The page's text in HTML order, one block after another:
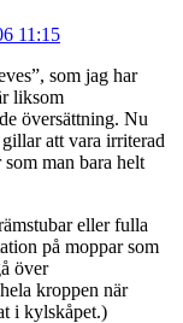
11:15
som jag har
liksom
översättning. Nu
att vara irriterad
man bara helt
eller fulla
på moppar som
över
kroppen när
i kylskåpet.)